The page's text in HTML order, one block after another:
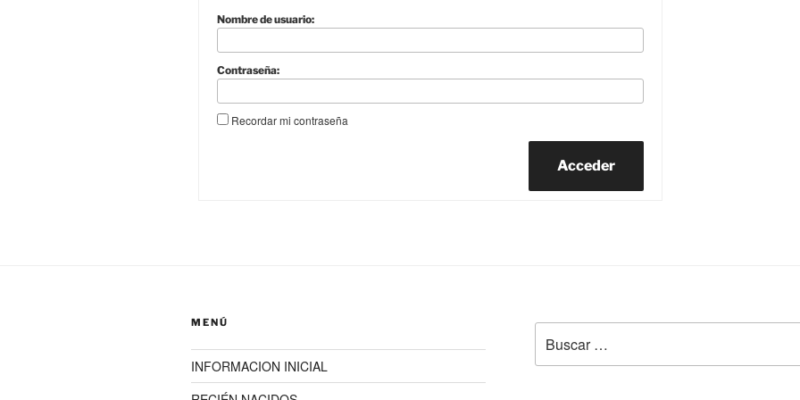
Nombre de usuario:
Contraseña:
Recordar mi contraseña
Acceder
MENÚ
INFORMACION INICIAL
por: